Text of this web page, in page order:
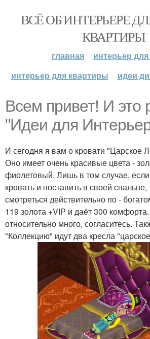
ВСЁ ОБ ИНТЕРЬЕРЕ
КВАРТИРЫ
главная
интерьер
интерьер для квартиры
идеи
Всем привет! И это
"Идеи для
И сегодня я вам о кровати "Царское
Оно имеет очень красивые цвета -
фиолетовый. Лишь в том случае, если
кровать и поставить в своей спальне,
смотреться действительно по -
119 золота +VIР и даёт 300
относительно много, согласитесь.
"Коллекцию" идут два кресла